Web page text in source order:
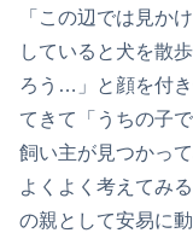
「この辺では見か
していると犬を散
ろう…」と顔を付
てきて「うちの子
飼い主が見つかっ
よくよく考えてみ
の親として安易に